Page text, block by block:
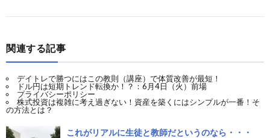
関連する記事
デイトレで勝つにはこの教則（講座）で体質改善が最短！
ドル円は短期トレンド転換か！？：6月4日（火）前場
プライバシーポリシー
株式投資は複雑に考え過ぎない！資産を築くにはシンプルが一番！そ
の方法とは？
これがリアルに生徒と教師だというのなら・・・